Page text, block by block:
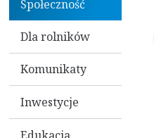
Społeczność
Dla rolników
Komunikaty
Inwestycje